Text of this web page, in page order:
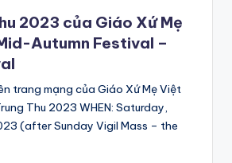
2023 của Giáo Xứ Mẹ
Autumn Festival –
trang mạng của Giáo Xứ Mẹ Việt
Thu 2023 WHEN: Saturday,
(after Sunday Vigil Mass – the